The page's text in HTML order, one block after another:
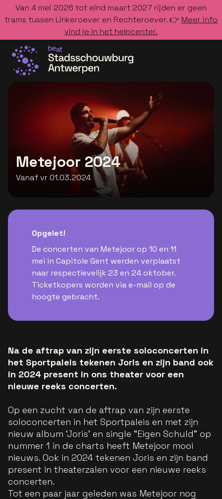
Van 4 mei 2026 tot eind maart 2027 rijden er geen
trams tussen Linkeroever en Rechteroever. 👉 Meer info
vind je in het helpcenter.
Metejoor 2024
Vanaf vr 01.03.2024
Opgelet!
De concerten van Metejoor op 10 en 11
mei in Capitole Gent werden verplaatst
naar respectievelijk 23 en 24 oktober.
Ticketkopers worden via e-mail op de
hoogte gebracht.
Na de aftrap van zijn eerste soloconcerten in
het Sportpaleis tekenen Joris en zijn band ook
in 2024 present in ons theater voor een
nieuwe reeks concerten.
Op een zucht van de aftrap van zijn eerste
soloconcerten in het Sportpaleis en met zijn
nieuw album ‘Joris’ en single “Eigen Schuld” op
nummer 1 in de charts heeft Metejoor mooi
nieuws. Ook in 2024 tekenen Joris en zijn band
present in theaterzalen voor een nieuwe reeks
concerten.
Tot een paar jaar geleden was Metejoor nog